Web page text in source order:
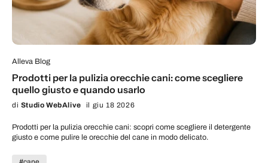
Alleva Blog
Prodotti per la pulizia orecchie cani: come scegliere
quello giusto e quando usarlo
di Studio WebAlive il giu 18 2026
Prodotti per la pulizia orecchie cani: scopri come scegliere il detergente
giusto e come pulire le orecchie del cane in modo delicato.